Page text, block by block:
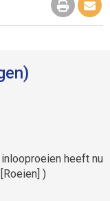
heeft nu
)